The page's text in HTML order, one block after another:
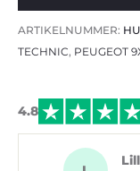
ARTIKELNUMMER:
TECHNIC, PEUGEOT
4.8